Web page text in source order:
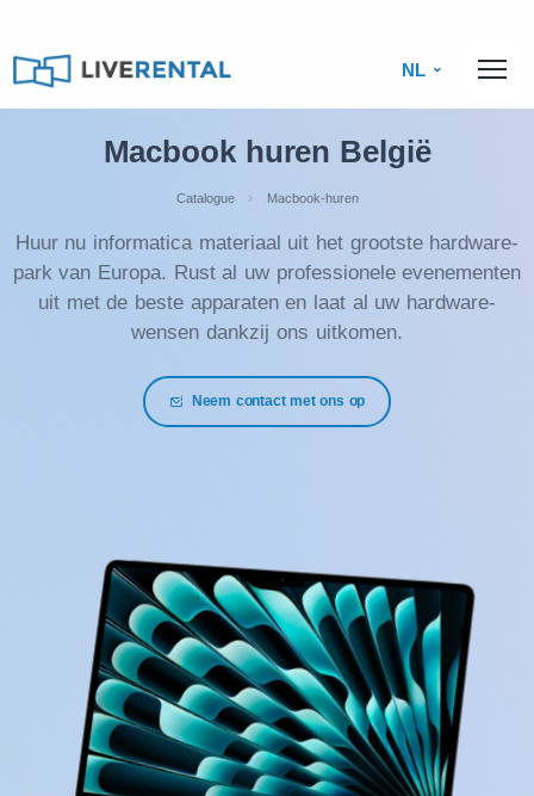
NL
Macbook huren België
Catalogue Macbook-huren
Huur nu informatica materiaal uit het grootste hardware-
park van Europa. Rust al uw professionele evenementen
uit met de beste apparaten en laat al uw hardware-
wensen dankzij ons uitkomen.
Neem contact met ons op